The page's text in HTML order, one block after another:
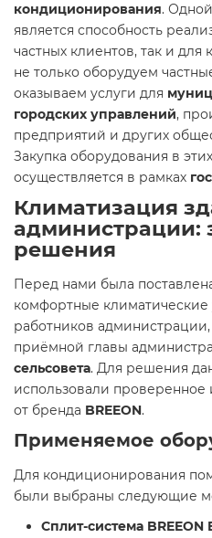
кондиционирования.
является способность
частных клиентов, так и
не только оборудуем
оказываем услуги для
городских управлений,
предприятий и других
Закупка оборудования в
осуществляется в рамках
Климатизация
администрации:
решения
Перед нами была
комфортные климатические
работников
приёмной главы
сельсовета. Для решения
использовали
от бренда BREEON.
Применяемое
Для кондиционирования
были выбраны следующие
Сплит-система BREEON